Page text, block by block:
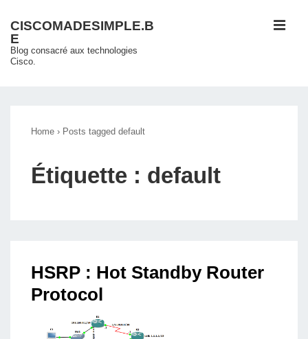
passer
au
contenu
CISCOMADESIMPLE.B
E
Blog consacré aux technologies
Cisco.
Home › Posts tagged default
Étiquette : default
HSRP : Hot Standby Router
Protocol